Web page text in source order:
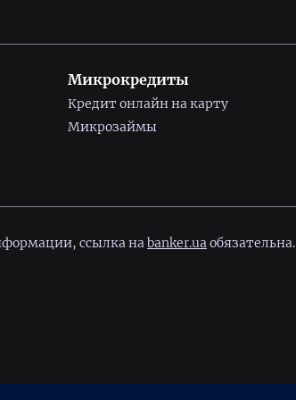
Микрокредиты
Кредит онлайн на карту
Микрозаймы
ссылка наbanker.uaобязательна.